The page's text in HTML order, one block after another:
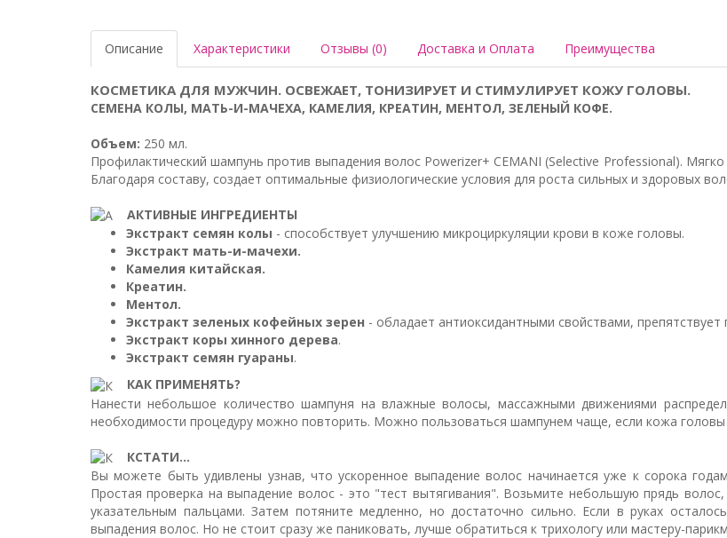
Описание Характеристики Отзывы (0) Доставка и Оплата Преимущества
КОСМЕТИКА ДЛЯ МУЖЧИН. ОСВЕЖАЕТ, ТОНИЗИРУЕТ И СТИМУЛИРУЕТ КОЖУ ГОЛОВЫ.
СЕМЕНА КОЛЫ, МАТЬ-И-МАЧЕХА, КАМЕЛИЯ, КРЕАТИН, МЕНТОЛ, ЗЕЛЕНЫЙ КОФЕ.
Объем: 250 мл.
Профилактический шампунь против выпадения волос Powerizer+ CEMANI (Selective Professional).
Благодаря составу, создает оптимальные физиологические условия для роста сильных и здоровых
АКТИВНЫЕ ИНГРЕДИЕНТЫ
Экстракт семян колы - способствует улучшению микроциркуляции крови в коже головы.
Экстракт мать-и-мачехи.
Камелия китайская.
Креатин.
Ментол.
Экстракт зеленых кофейных зерен - обладает антиоксидантными свойствами, препятствует
Экстракт коры хинного дерева.
Экстракт семян гуараны.
КАК ПРИМЕНЯТЬ?
Нанести небольшое количество шампуня на влажные волосы, массажными движениями
необходимости процедуру можно повторить. Можно пользоваться шампунем чаще, если кожа
КСТАТИ...
Вы можете быть удивлены узнав, что ускоренное выпадение волос начинается уже к сорока
Простая проверка на выпадение волос - это "тест вытягивания". Возьмите небольшую прядь
указательным пальцами. Затем потяните медленно, но достаточно сильно. Если в руках
выпадения волос. Но не стоит сразу же паниковать, лучше обратиться к трихологу или мастеру-